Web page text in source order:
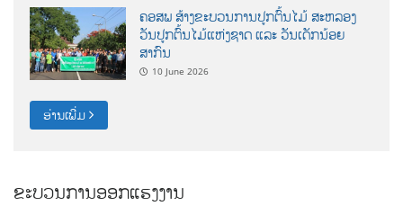
ຄອສພ ສ້າງຂະບວນການປູກຕົ້ນໄມ້ ສະຫລອງ
ວັນປູກຕົ້ນໄມ້ແຫ່ງຊາດ ແລະ ວັນເດັກນ້ອຍ
ສາກົນ
10 June 2026
ອ່ານເພີ່ມ
ຂະບວນການອອກແຮງງານ